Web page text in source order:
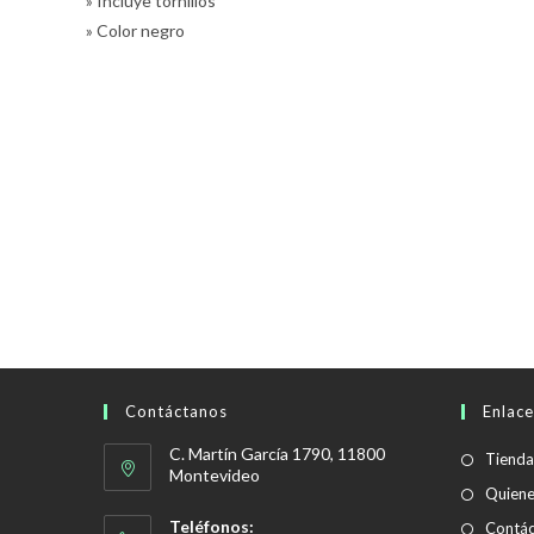
» Color negro
Contáctanos
C. Martín García 1790, 11800
Montevideo
Teléfonos:
Tienda